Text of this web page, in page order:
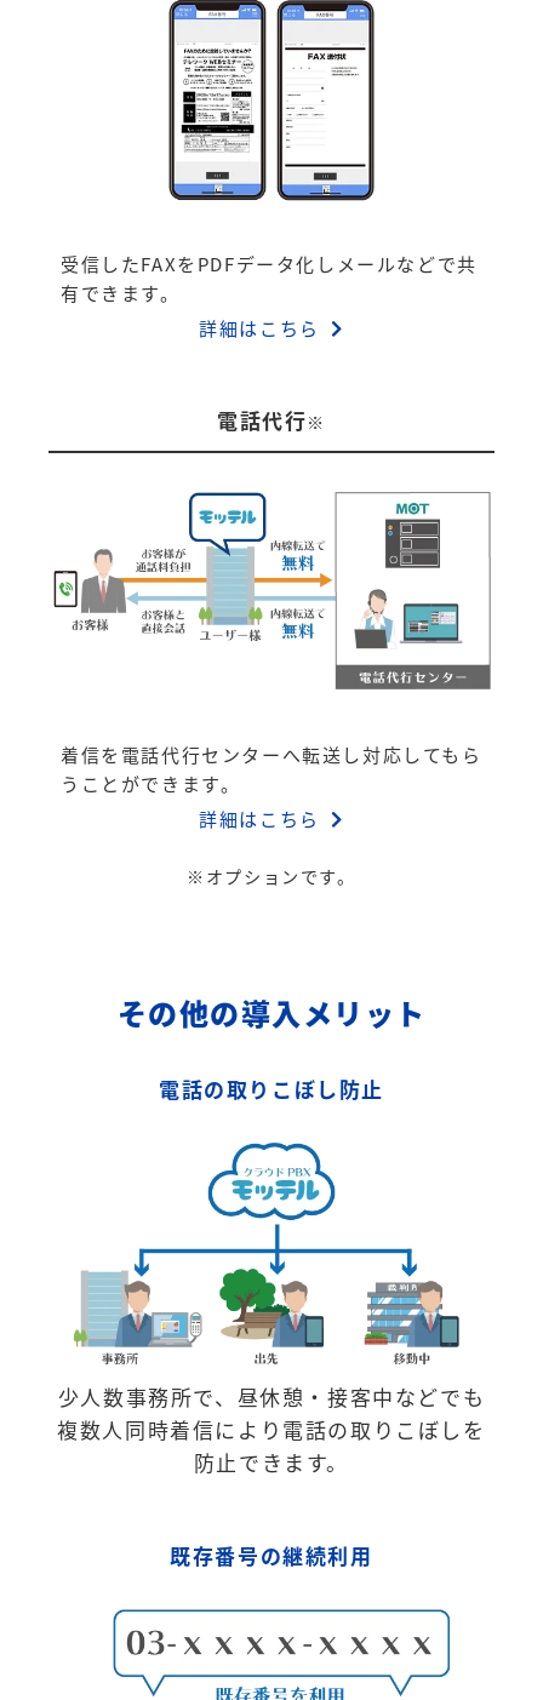
受信したFAXをPDFデータ化しメールなどで共
有できます。
詳細はこちら
電話代行※
着信を電話代行センターへ転送し対応してもら
うことができます。
詳細はこちら
※オプションです。
その他の導入メリット
電話の取りこぼし防止
少人数事務所で、昼休憩・接客中などでも
複数人同時着信により電話の取りこぼしを
防止できます。
既存番号の継続利用